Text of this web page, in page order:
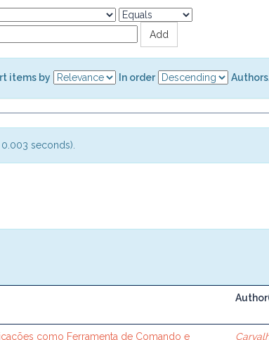
items by In order
seconds).
como Ferramenta de Comando e